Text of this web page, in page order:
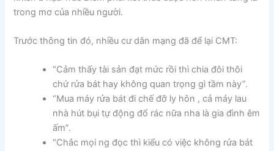
trong mơ của nhiều người.
Trước thông tin đó, nhiều cư dân mạng đã để lại CMT:
“Cảm thấy tài sản đạt mức rồi thì chia đôi thôi
chứ rửa bát hay không quan trọng gì tầm này”.
“Mua máy rửa bát đi chế đỡ ly hôn , cả máy lau
nhà hút bụi tự động đổ rác nữa nha là gia đình êm
ấm”.
“Chắc mọi ng đọc thì kiểu có việc không rửa bát